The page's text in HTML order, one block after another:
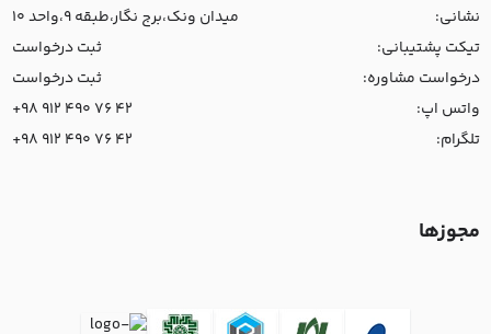
نشانی:
میدان ونک،برج نگار،طبقه 9،واحد 10
تیکت پشتیبانی:
ثبت درخواست
درخواست مشاوره:
ثبت درخواست
واتس اپ:
+98 912 490 76 42
تلگرام:
+98 912 490 76 42
مجوزها